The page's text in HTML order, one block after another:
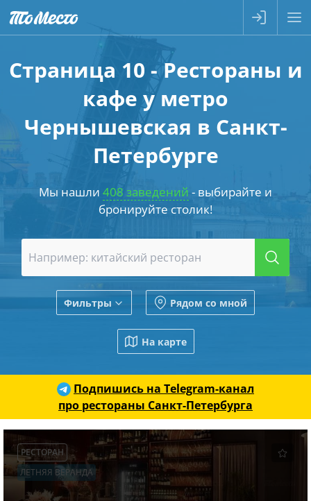
Страница 10 - Рестораны и
кафе у метро
Чернышевская в Санкт-
Петербурге
Мы нашли 408 заведений - выбирайте и
бронируйте столик!
Фильтры Рядом со мной
На карте
Подпишись на Telegram-канал
про рестораны Санкт-Петербурга
РЕСТОРАН
ЛЕТНЯЯ ВЕРАНДА